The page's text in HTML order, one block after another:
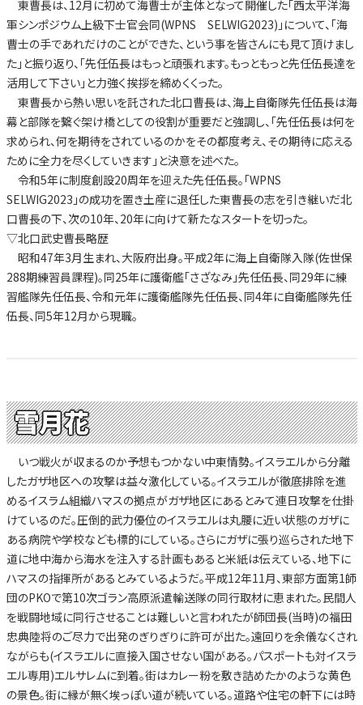
東曹長は、12月に初めて海曹士が主体となって開催した「西太平洋海
軍シンポジウム上級下士官会同(WPNS SELWIG2023)」について、「海
曹士の手であれだけのことができた、という事を皆さんにも見て頂けまし
た」と振り返り、「先任伍長はもっと頑張れます。もっともっと先任伍長達を
活用して下さい」と力強く挨拶を締めくくった。
東曹長から熱い思いを託された北口曹長は、海上自衛隊先任伍長は海
幕と部隊を繋ぐ架け橋としての役割が重要だと強調し、「先任伍長は何を
求められ、何を期待をされているのかをその都度考え、その期待に応える
ために全力を尽くしていきます」と決意を述べた。
令和5年に制度創設20周年を迎えた先任伍長。「WPNS
SELWIG2023」の成功を置き土産に退任した東曹長の志を引き継いだ北
口曹長の下、次の10年、20年に向けて新たなスタートを切った。
▽北口武史曹長略歴
昭和47年3月生まれ、大阪府出身。平成2年に海上自衛隊入隊(佐世保
288期練習員課程)。同25年に護衛艦「さざなみ」先任伍長、同29年に練
習艦隊先任伍長、令和元年に護衛艦隊先任伍長、同4年に自衛艦隊先任
伍長、同5年12月から現職。
雪月花
いつ戦火が収まるのか予想もつかない中東情勢。イスラエルから分離
したガザ地区への攻撃は益々激化している。イスラエルが徹底排除を進
めるイスラム組織ハマスの拠点がガザ地区にあるとみて連日攻撃を仕掛
けているのだ。圧倒的武力優位のイスラエルは丸腰に近い状態のガザに
ある病院や学校なども標的にしている。さらにガザに張り巡らされた地下
道に地中海から海水を注入する計画もあると米紙は伝えている、地下に
ハマスの指揮所があるとみているようだ。平成12年11月、東部方面第1師
団のPKOで第10次ゴラン高原派遣輸送隊の同行取材に恵まれた。民間人
を戦闘地域に同行させることは難しいと言われたが師団長(当時)の福田
忠典陸将のご尽力で出発のぎりぎりに許可が出た。遠回りを余儀なくされ
ながらも(イスラエルに直接入国させない国がある。パスポートも対イスラ
エル専用)エルサレムに到着。街はカレー粉を敷き詰めたかのような黄色
の景色。街に縁が無く埃っぽい道が続いている。道路や住宅の軒下には時